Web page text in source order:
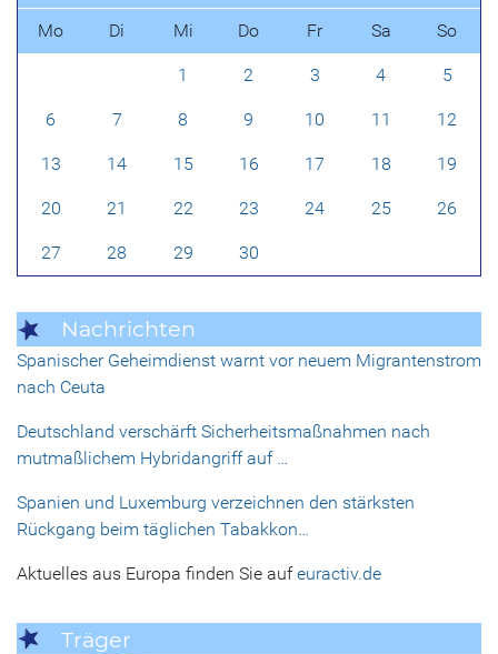
Mo Di Mi Do Fr Sa So
1 2 3 4 5
6 7 8 9 10 11 12
13 14 15 16 17 18 19
20 21 22 23 24 25 26
27 28 29 30
Nachrichten
Spanischer Geheimdienst warnt vor neuem Migrantenstrom
nach Ceuta
Deutschland verschärft Sicherheitsmaßnahmen nach
mutmaßlichem Hybridangriff auf …
Spanien und Luxemburg verzeichnen den stärksten
Rückgang beim täglichen Tabakkon…
Aktuelles aus Europa finden Sie aufeuractiv.de
Träger